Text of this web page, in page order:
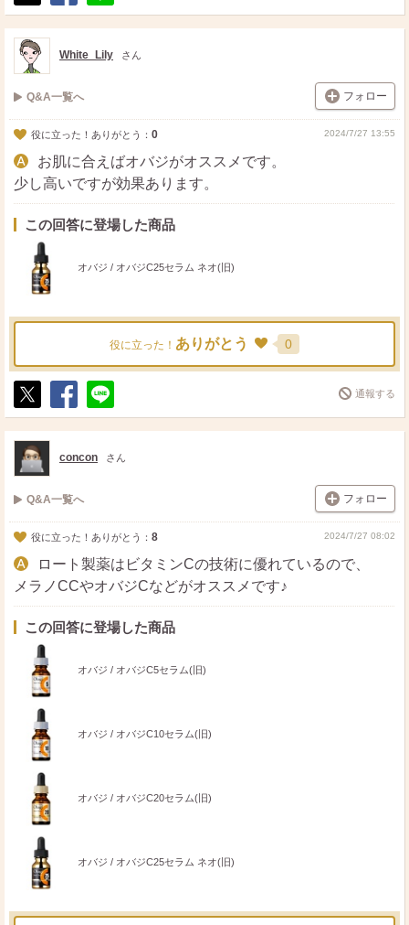
ポ
ス
ト
シ
ェ
送
る
White_Lily さん
Q&A一覧へ フォロー
役に立った！ありがとう： 0 2024/7/27 13:55
お肌に合えばオバジがオススメです。
少し高いですが効果あります。
この回答に登場した商品
オバジ / オバジC25セラム ネオ(旧)
役に立った！ ありがとう 0
ポ
ス
ト
シ
ェ
送
る
通報する
concon さん
Q&A一覧へ フォロー
役に立った！ありがとう： 8 2024/7/27 08:02
ロート製薬はビタミンCの技術に優れているので、
メラノCCやオバジCなどがオススメです♪
この回答に登場した商品
オバジ / オバジC5セラム(旧)
オバジ / オバジC10セラム(旧)
オバジ / オバジC20セラム(旧)
オバジ / オバジC25セラム ネオ(旧)